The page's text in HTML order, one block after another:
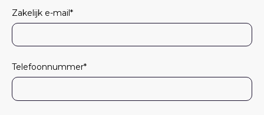
Zakelijk e-mail*
Telefoonnummer*